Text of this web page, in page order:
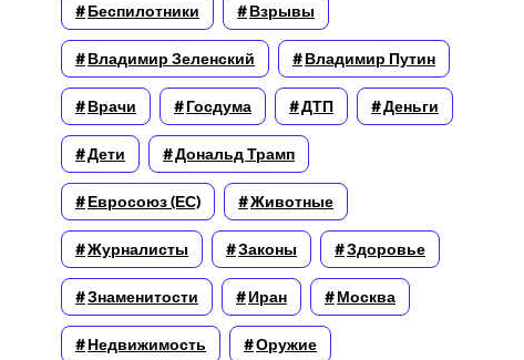
Беспилотники Взрывы
Владимир Зеленский Владимир Путин
Врачи Госдума ДТП Деньги
Дети Дональд Трамп
Евросоюз (ЕС) Животные
Журналисты Законы Здоровье
Знаменитости Иран Москва
Недвижимость Оружие